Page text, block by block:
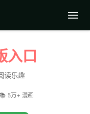
入口
读乐趣
📚 5万+ 漫画